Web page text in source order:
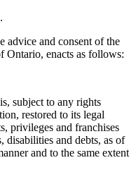
advice and consent of the
Ontario, enacts as follows:
subject to any rights
restored to its legal
privileges and franchises
disabilities and debts, as of
and to the same extent